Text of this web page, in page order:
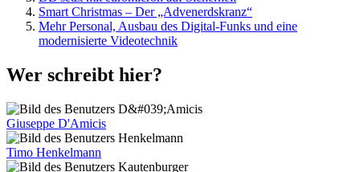
Smart Christmas – Der „Advenerdskranz“
Mehr Personal, Ausbau des Digital-Funks und eine
modernisierte Videotechnik
Wer schreibt hier?
Giuseppe D'Amicis
Timo Henkelmann